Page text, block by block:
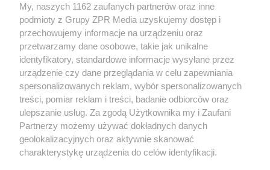
Żaden utwór zamieszczony w serwisie nie może być powielany i
rozpowszechniany lub dalej rozpowszechniany w jakikolwiek sposób (w
tym także elektroniczny lub mechaniczny) na jakimkolwiek polu
eksploatacji w jakiejkolwiek formie, włącznie z umieszczaniem w
Internecie bez pisemnej zgody właściciela praw. Jakiekolwiek użycie lub
wykorzystanie utworów w całości lub w części z naruszeniem prawa,
tzn. bez właściwej zgody, jest zabronione pod groźbą kary i może być
ścigane prawnie.
My, naszych 1162 zaufanych partnerów oraz inne
podmioty z Grupy ZPR Media uzyskujemy dostęp i
przechowujemy informacje na urządzeniu oraz
przetwarzamy dane osobowe, takie jak unikalne
identyfikatory, standardowe informacje wysyłane przez
urządzenie czy dane przeglądania w celu zapewniania
spersonalizowanych reklam, wybór spersonalizowanych
treści, pomiar reklam i treści, badanie odbiorców oraz
ulepszanie usług. Za zgodą Użytkownika my i Zaufani
Partnerzy możemy używać dokładnych danych
geolokalizacyjnych oraz aktywnie skanować
charakterystykę urządzenia do celów identyfikacji.